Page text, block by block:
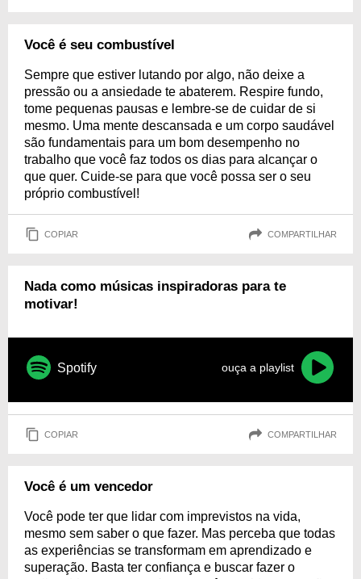
Você é seu combustível
Sempre que estiver lutando por algo, não deixe a
pressão ou a ansiedade te abaterem. Respire fundo,
tome pequenas pausas e lembre-se de cuidar de si
mesmo. Uma mente descansada e um corpo saudável
são fundamentais para um bom desempenho no
trabalho que você faz todos os dias para alcançar o
que quer. Cuide-se para que você possa ser o seu
próprio combustível!
COPIAR COMPARTILHAR
Nada como músicas inspiradoras para te
motivar!
Spotify ouça a playlist
COPIAR COMPARTILHAR
Você é um vencedor
Você pode ter que lidar com imprevistos na vida,
mesmo sem saber o que fazer. Mas perceba que todas
as experiências se transformam em aprendizado e
superação. Basta ter confiança e buscar fazer o